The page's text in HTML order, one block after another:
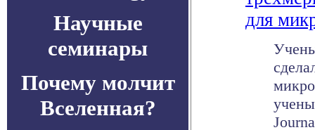
Научные
семинары
Почему молчит
Вселенная?
для